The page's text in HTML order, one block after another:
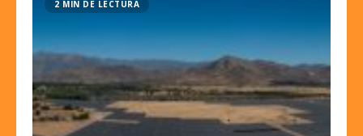
2 MIN DE LECTURA